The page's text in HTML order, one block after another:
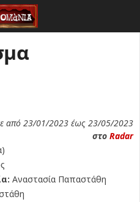
από 23/01/2023 έως 23/05/2023
στο Radar
Αναστασία Παπαστάθη